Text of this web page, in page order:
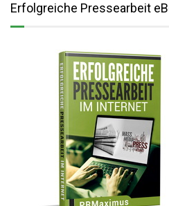
Erfolgreiche Pressearbeit